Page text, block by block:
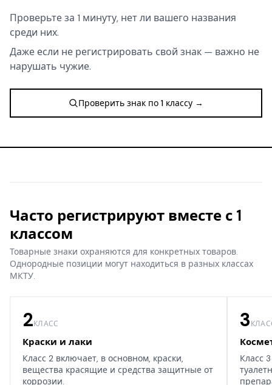
Проверьте за 1 минуту, нет ли вашего названия
среди них.
Даже если не регистрировать свой знак — важно не
нарушать чужие.
Проверить знак по 1 классу →
Часто регистрируют вместе с 1
классом
Товарные знаки охраняются для конкретных товаров.
Однородные позиции могут находиться в разных классах
МКТУ.
2КЛАСС
Краски и лаки
Класс 2 включает, в основном, краски,
вещества красящие и средства защитные от
коррозии.
3
Класс